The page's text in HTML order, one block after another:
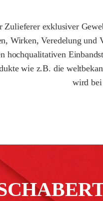
Zulieferer exklusiver
Wirken, Veredelung
hochqualitativen
wie z.B. die
wird bei